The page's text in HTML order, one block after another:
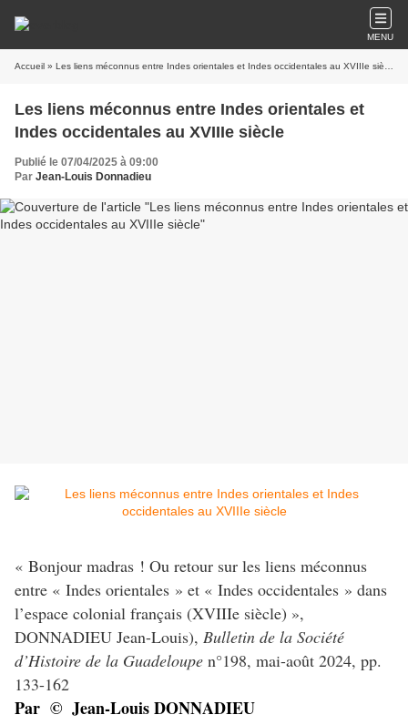
MENU
Accueil » Les liens méconnus entre Indes orientales et Indes occidentales au XVIIIe siècle
Les liens méconnus entre Indes orientales et
Indes occidentales au XVIIIe siècle
Publié le 07/04/2025 à 09:00
Par Jean-Louis Donnadieu
« Bonjour madras ! Ou retour sur les liens méconnus
entre « Indes orientales » et « Indes occidentales » dans
l’espace colonial français (XVIIIe siècle) »,
DONNADIEU Jean-Louis), Bulletin de la Société
d’Histoire de la Guadeloupe n°198, mai-août 2024, pp.
133-162
Par © Jean-Louis DONNADIEU